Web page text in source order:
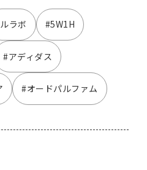
ラボ #5W1H
#アディダス
#オードパルファム